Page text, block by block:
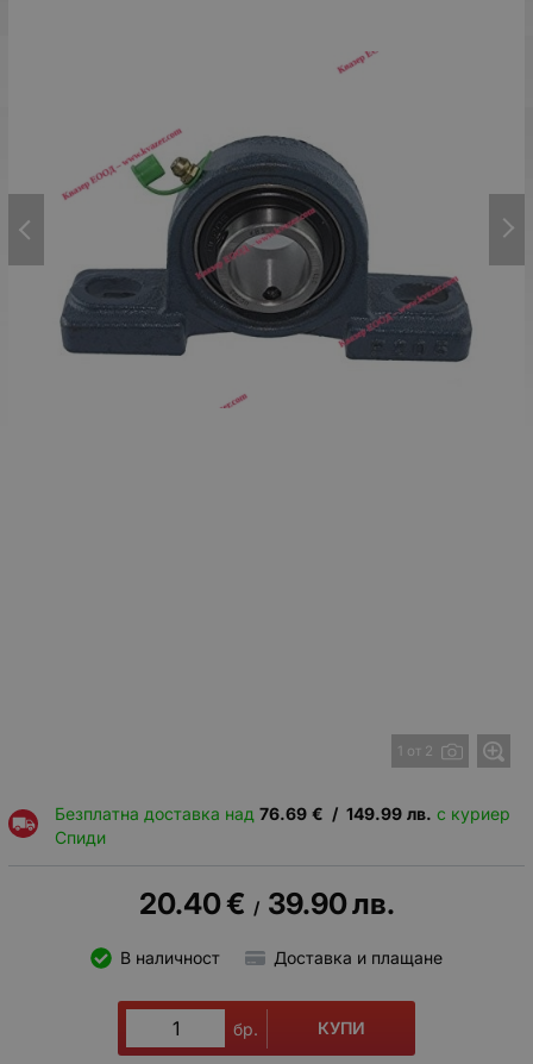
1 от 2
Безплатна доставка над 76.69 € / 149.99 лв. с куриер
Спиди
20.40€ / 39.90лв.
В наличност Доставка и плащане
бр. КУПИ